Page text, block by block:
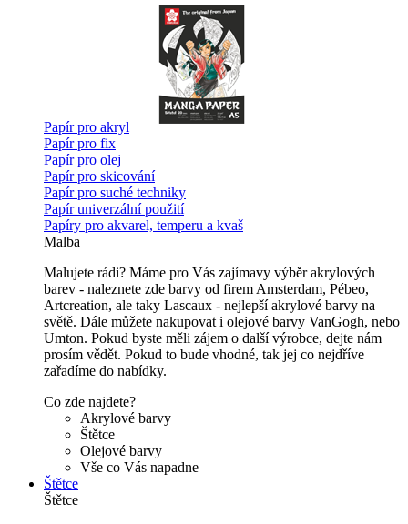
Papír pro akryl
Papír pro fix
Papír pro olej
Papír pro skicování
Papír pro suché techniky
Papír univerzální použití
Papíry pro akvarel, temperu a kvaš
Malba
Malujete rádi? Máme pro Vás zajímavy výběr akrylových
barev - naleznete zde barvy od firem Amsterdam, Pébeo,
Artcreation, ale taky Lascaux - nejlepší akrylové barvy na
světě. Dále můžete nakupovat i olejové barvy VanGogh, nebo
Umton. Pokud byste měli zájem o další výrobce, dejte nám
prosím vědět. Pokud to bude vhodné, tak jej co nejdříve
zařadíme do nabídky.
Co zde najdete?
Akrylové barvy
Štětce
Olejové barvy
Vše co Vás napadne
Štětce
Štětce